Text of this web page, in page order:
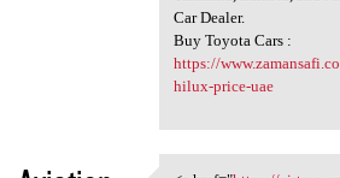
Car Dealer.
Buy Toyota Cars :
https://
hilux-price-uae